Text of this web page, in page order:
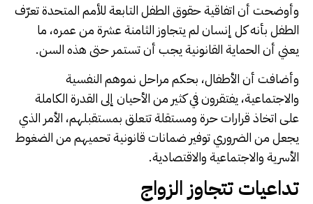
وأوضحت أن اتفاقية حقوق الطفل التابعة للأمم المتحدة تعرّف
الطفل بأنه كل إنسان لم يتجاوز الثامنة عشرة من عمره، ما
يعني أن الحماية القانونية يجب أن تستمر حتى هذه السن.
وأضافت أن الأطفال، بحكم مراحل نموهم النفسية
والاجتماعية، يفتقرون في كثير من الأحيان إلى القدرة الكاملة
على اتخاذ قرارات حرة ومستقلة تتعلق بمستقبلهم، الأمر الذي
يجعل من الضروري توفير ضمانات قانونية تحميهم من الضغوط
الأسرية والاجتماعية والاقتصادية.
تداعيات تتجاوز الزواج